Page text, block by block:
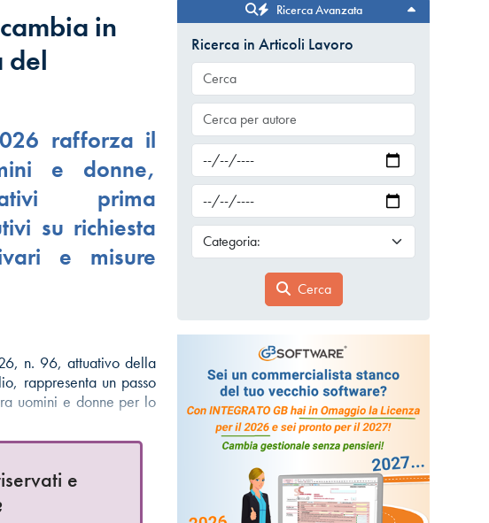
in
del
rafforza il
e donne,
prima
su richiesta
e misure
n. 96, attuativo della
rappresenta un passo
uomini e donne per lo
e
Ricerca Avanzata
Ricerca in Articoli Lavoro
Cerca